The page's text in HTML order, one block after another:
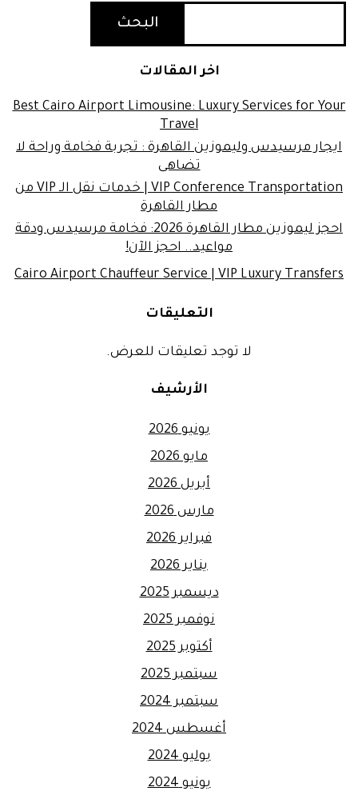
البحث
اخر المقالات
Best Cairo Airport Limousine: Luxury Services for Your
Travel
ايجار مرسيدس وليموزين القاهرة : تجربة فخامة وراحة لا
تضاهى
VIP Conference Transportation | خدمات نقل الـ VIP من
مطار القاهرة
احجز ليموزين مطار القاهرة 2026: فخامة مرسيدس ودقة
مواعيد.. احجز الآن!
Cairo Airport Chauffeur Service | VIP Luxury Transfers
التعليقات
لا توجد تعليقات للعرض.
الأرشيف
يونيو 2026
مايو 2026
أبريل 2026
مارس 2026
فبراير 2026
يناير 2026
ديسمبر 2025
نوفمبر 2025
أكتوبر 2025
سبتمبر 2025
سبتمبر 2024
أغسطس 2024
يوليو 2024
يونيو 2024